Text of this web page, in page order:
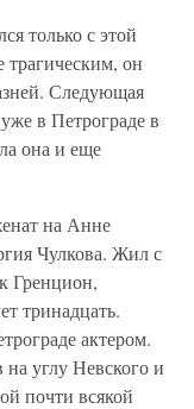
только с этой
трагическим, он
Следующая
в Петрограде в
она и еще
на Анне
Чулкова. Жил с
Гренцион,
тринадцать.
актером.
углу Невского и
почти всякой